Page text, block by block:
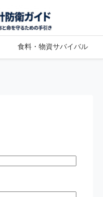
食料・物資サバイバル